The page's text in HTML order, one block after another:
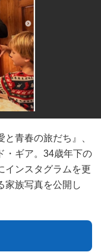
青春の旅だち』、
・ギア。34歳年下の
インスタグラムを更
家族写真を公開し